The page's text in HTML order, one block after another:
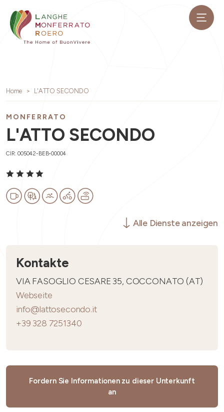
Home L'ATTO SECONDO
MONFERRATO
L'ATTO SECONDO
CIR: 005042-BEB-00004
Alle Dienste anzeigen
Kontakte
VIA FASOGLIO CESARE 35, COCCONATO (AT)
Webseite
info@lattosecondo.it
+39 328 7251340
Fordern Sie Informationen zu dieser Unterkunft
an